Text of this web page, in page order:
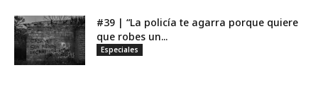
#39 | “La policía te agarra porque quiere
que robes un...
Especiales